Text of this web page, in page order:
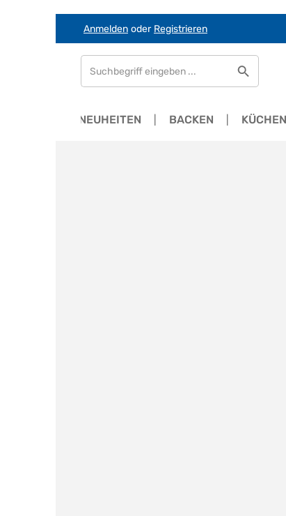
Zum Hauptinhalt springen
Zur Suche springen
Zur Hauptnavigation springen
Anmelden oder Registrieren
NEUHEITEN BACKEN